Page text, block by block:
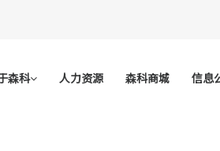
森科 人力资源 森科商城 信息